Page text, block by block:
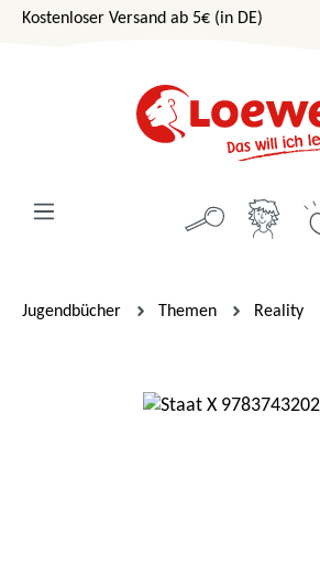
Zum Hauptinhalt springen
Kostenloser Versand ab 5€ (in DE)
Jugendbücher Themen Reality
Bildergalerie überspringen